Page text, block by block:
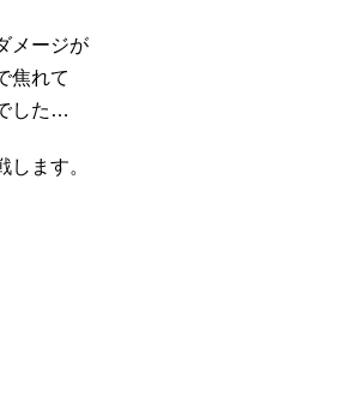
メージが
焦れて
した…
します。